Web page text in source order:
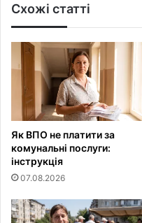
Схожі статті
Як ВПО не платити за
комунальні послуги:
інструкція
07.08.2026